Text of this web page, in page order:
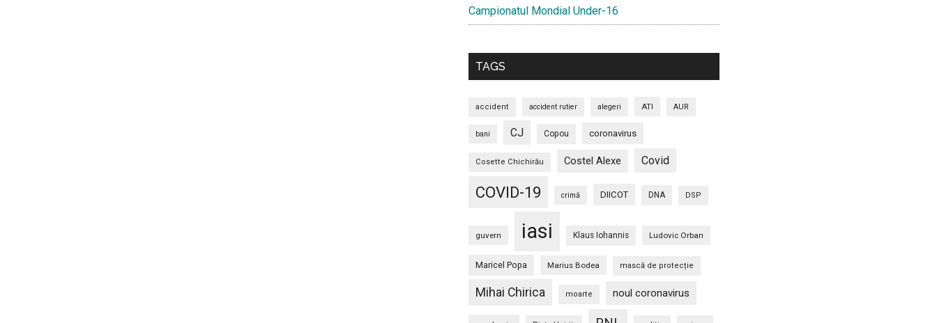
Campionatul Mondial Under-16
TAGS
accident accident rutier alegeri ATI AUR
bani CJ Copou coronavirus
Cosette Chichirău Costel Alexe Covid
COVID-19 crimă DIICOT DNA DSP
guvern iasi Klaus Iohannis Ludovic Orban
Maricel Popa Marius Bodea mască de protecție
Mihai Chirica moarte noul coronavirus